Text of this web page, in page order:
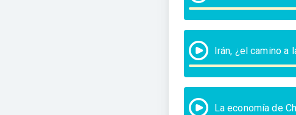
Irán, ¿el camino a
La economía de